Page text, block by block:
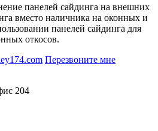
панелей сайдинга на внешних
вместо наличника на оконных и
панелей сайдинга для
откосов.
Перезвоните мне
204